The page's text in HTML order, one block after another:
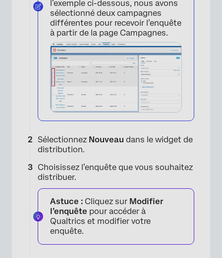
l’exemple ci-dessous, nous avons
sélectionné deux campagnes
différentes pour recevoir l’enquête
à partir de la page Campagnes.
Sélectionnez Nouveau dans le widget de
distribution.
Choisissez l’enquête que vous souhaitez
distribuer.
Astuce : Cliquez sur Modifier
l’enquête pour accéder à
Qualtrics et modifier votre
enquête.